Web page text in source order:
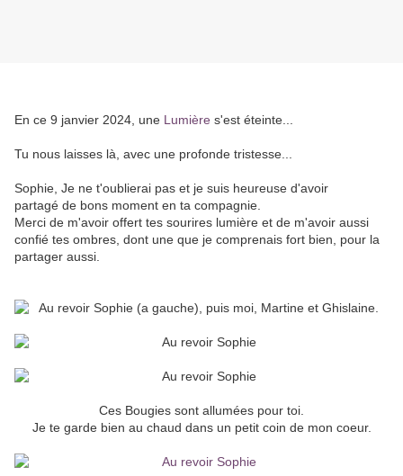
En ce 9 janvier 2024, une Lumière s'est éteinte...
Tu nous laisses là, avec une profonde tristesse...
Sophie, Je ne t'oublierai pas et je suis heureuse d'avoir
partagé de bons moment en ta compagnie.
Merci de m'avoir offert tes sourires lumière et de m'avoir aussi
confié tes ombres, dont une que je comprenais fort bien, pour la
partager aussi.
Ces Bougies sont allumées pour toi.
Je te garde bien au chaud dans un petit coin de mon coeur.